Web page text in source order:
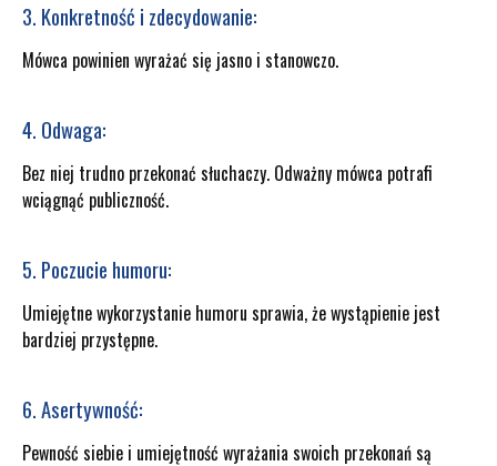
3. Konkretność i zdecydowanie:
Mówca powinien wyrażać się jasno i stanowczo.
4. Odwaga:
Bez niej trudno przekonać słuchaczy. Odważny mówca potrafi
wciągnąć publiczność.
5. Poczucie humoru:
Umiejętne wykorzystanie humoru sprawia, że wystąpienie jest
bardziej przystępne.
6. Asertywność:
Pewność siebie i umiejętność wyrażania swoich przekonań są